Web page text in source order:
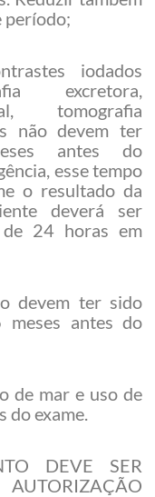
período;
iodados
excretora,
tomografia
não devem ter
antes do
esse tempo
o resultado da
deverá ser
24 horas em
devem ter sido
meses antes do
de mar e uso de
exame.
DEVE SER
AUTORIZAÇÃO